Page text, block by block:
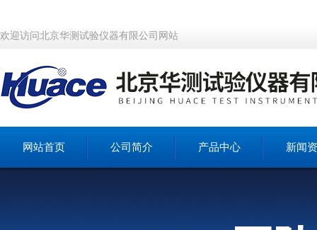
欢迎访问北京华测试验仪器有限公司网站
网站首页 公司简介 产品中心 新闻